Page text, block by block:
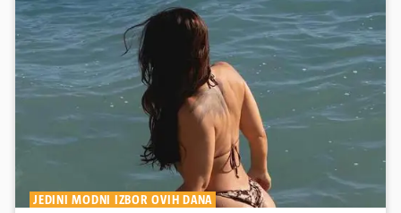
JEDINI MODNI IZBOR OVIH DANA